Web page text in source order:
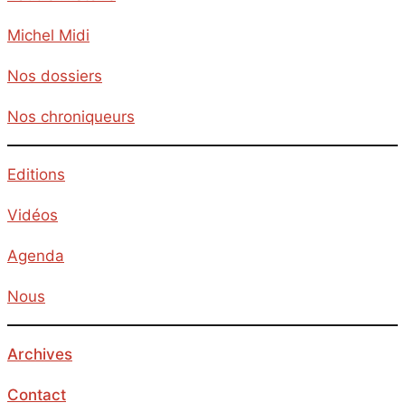
Michel Midi
Nos dossiers
Nos chroniqueurs
Editions
Vidéos
Agenda
Nous
Archives
Contact